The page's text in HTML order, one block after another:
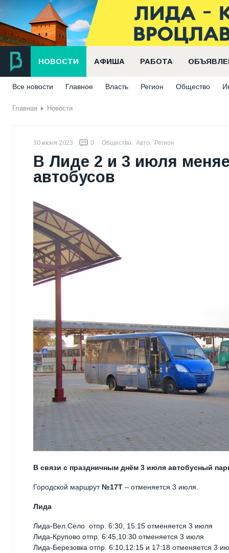
НОВОСТИ АФИША РАБОТА
Все новости Главное Власть Регион Общество
Главная Новости
30 июня 2023 0 Общество, Авто, Регион
В Лиде 2 и 3 июля
автобусов
В связи с праздничным днём 3 июля автобусный
Городской маршрут №17Т – отменяется 3 июля.
Лида
Лида-Вел.Село отпр. 6:30, 15:15 отменяется 3 июля
Лида-Крупово отпр. 6:45,10:30 отменяется 3 июля
Лида-Березовка отпр. 6:10,12:15 и 17:18 отменяется 3